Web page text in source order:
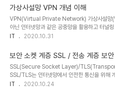
Network)의 개념입니다. IAN(Internet Area
은 미래의 네트워킹 모델로서 지지자들에 의해
드 포인트를 안전하게 연결하여 물리적 위치에
데이터를 통신하고 교환할 수 있도록 합니다. 국
지역, 통신망 등 광역을 지원하는 네트워크인 가
가상사설망 VPN 개념 이해
VPN(Virtual Private Network) 가상사설망
아닌 인터넷망과 같은 공중망을 활용하고 터널
회선처럼 사용할 수 있는 서비스로 암호화 통신
제공받을 수 있는 기술입니다. 모바일 환경에서
안 서비스 기술이며 OSI동작 기준 SSL,
다양합니다. 공중망으로 사설망 서비스가 가능
는 것보다 비용이 저렴하지만 성능이나 내부망
험도 있습니다. 최근 클라우드가 각광받으면서
IT 2020.10.31
보안 소켓 계층 SSL / 전송 계층 보
SSL(Secure Socket Layer)/
SSL/TLS는 인터넷망에서 안전한 통신을 위해
로, 보안 서비스(기밀성, 무결성, 인증)를 제공합
IT 2020.10.24